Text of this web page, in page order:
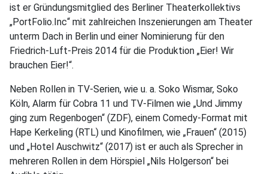
ist er Gründungsmitglied des Berliner Theaterkollektivs
„PortFolio.Inc“ mit zahlreichen Inszenierungen am Theater
unterm Dach in Berlin und einer Nominierung für den
Friedrich-Luft-Preis 2014 für die Produktion „Eier! Wir
brauchen Eier!“.
Neben Rollen in TV-Serien, wie u. a. Soko Wismar, Soko
Köln, Alarm für Cobra 11 und TV-Filmen wie „Und Jimmy
ging zum Regenbogen“ (ZDF), einem Comedy-Format mit
Hape Kerkeling (RTL) und Kinofilmen, wie „Frauen“ (2015)
und „Hotel Auschwitz“ (2017) ist er auch als Sprecher in
mehreren Rollen in dem Hörspiel „Nils Holgerson“ bei